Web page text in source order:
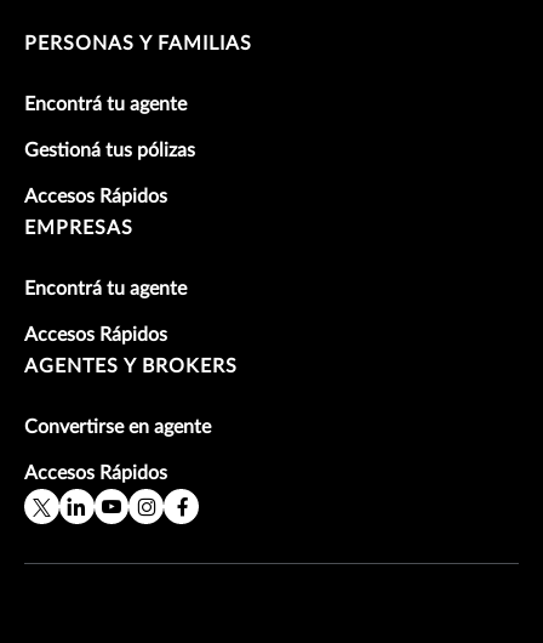
PERSONAS Y FAMILIAS
Encontrá tu agente
Gestioná tus pólizas
Accesos Rápidos
EMPRESAS
Encontrá tu agente
Accesos Rápidos
AGENTES Y BROKERS
Convertirse en agente
Accesos Rápidos